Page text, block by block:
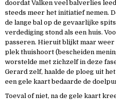
doordat Valken veel balverlies
steeds meer het initiatief nemen.
de lange bal op de gevaarlijke
verdediging stond als een huis.
passeren. Hieruit blijkt maar
plek thuishoort (bescheiden
worstelde met zichzelf in deze
Gerard zelf, haalde de ploeg uit
een gele kaart bedaarde de
Toeval of niet, na de gele kaart